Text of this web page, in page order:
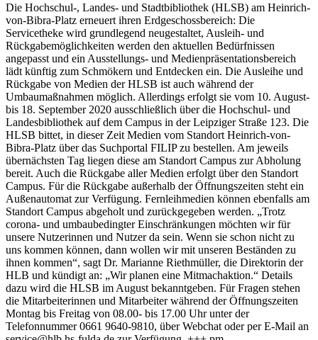
Die Hochschul-, Landes- und Stadtbibliothek (HLSB) am Heinrich-
von-Bibra-Platz erneuert ihren Erdgeschossbereich: Die
Servicetheke wird grundlegend neugestaltet, Ausleih- und
Rückgabemöglichkeiten werden den aktuellen Bedürfnissen
angepasst und ein Ausstellungs- und Medienpräsentationsbereich
lädt künftig zum Schmökern und Entdecken ein. Die Ausleihe und
Rückgabe von Medien der HLSB ist auch während der
Umbaumaßnahmen möglich. Allerdings erfolgt sie vom 10. August-
bis 18. September 2020 ausschließlich über die Hochschul- und
Landesbibliothek auf dem Campus in der Leipziger Straße 123. Die
HLSB bittet, in dieser Zeit Medien vom Standort Heinrich-von-
Bibra-Platz über das Suchportal FILIP zu bestellen. Am jeweils
übernächsten Tag liegen diese am Standort Campus zur Abholung
bereit. Auch die Rückgabe aller Medien erfolgt über den Standort
Campus. Für die Rückgabe außerhalb der Öffnungszeiten steht ein
Außenautomat zur Verfügung. Fernleihmedien können ebenfalls am
Standort Campus abgeholt und zurückgegeben werden. „Trotz
corona- und umbaubedingter Einschränkungen möchten wir für
unsere Nutzerinnen und Nutzer da sein. Wenn sie schon nicht zu
uns kommen können, dann wollen wir mit unseren Beständen zu
ihnen kommen“, sagt Dr. Marianne Riethmüller, die Direktorin der
HLB und kündigt an: „Wir planen eine Mitmachaktion.“ Details
dazu wird die HLSB im August bekanntgeben. Für Fragen stehen
die Mitarbeiterinnen und Mitarbeiter während der Öffnungszeiten
Montag bis Freitag von 08.00- bis 17.00 Uhr unter der
Telefonnummer 0661 9640-9810, über Webchat oder per E-Mail an